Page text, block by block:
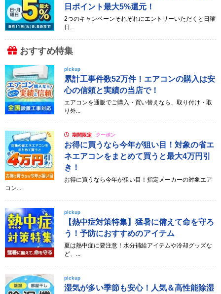
日ポイント最大5%還元！
2つのキャンペーンそれぞれにエントリーいただくと日曜
日...
おすすめ特集
pickup
累計工事件数52万件！エアコンの購入は安
心の信頼と実績の当店で！
エアコンを通販でご購入・買い替えなら、取り付け・取
り外...
期間限定 クーポン
お得に買うなら今年が狙い目！対象の省エ
ネエアコンをまとめて買うと最大4万円引
き！
お得に買うなら今年が狙い目！指定メーカーの対象エア
コン...
pickup
【熱中症対策特集】猛暑に備えて命を守ろ
う！予防におすすめのアイテム
夏は熱中症に要注意！水分補給アイテムや冷却グッズな
ど、...
pickup
湿気が多い季節も安心！人気＆高性能除湿